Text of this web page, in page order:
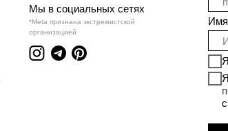
Имя
с
Мы в социальных сетях
*Meta признана экстремистской
организацией